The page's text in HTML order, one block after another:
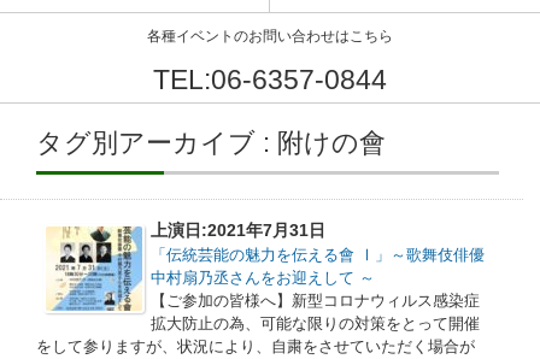
各種イベントのお問い合わせはこちら
TEL:06-6357-0844
タグ別アーカイブ : 附けの會
上演日:2021年7月31日
「伝統芸能の魅力を伝える會 Ⅰ」～歌舞伎俳優
中村扇乃丞さんをお迎えして ～
【ご参加の皆様へ】新型コロナウィルス感染症
拡大防止の為、可能な限りの対策をとって開催
をして参りますが、状況により、自粛をさせていただく場合が